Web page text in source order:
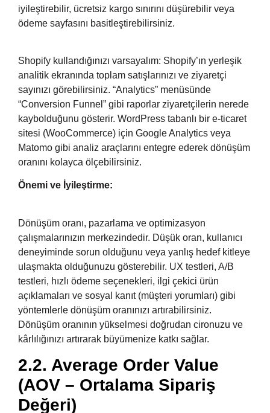
iyileştirebilir, ücretsiz kargo sınırını düşürebilir veya
ödeme sayfasını basitleştirebilirsiniz.
Shopify kullandığınızı varsayalım: Shopify’ın yerleşik
analitik ekranında toplam satışlarınızı ve ziyaretçi
sayınızı görebilirsiniz. “Analytics” menüsünde
“Conversion Funnel” gibi raporlar ziyaretçilerin nerede
kaybolduğunu gösterir. WordPress tabanlı bir e-ticaret
sitesi (WooCommerce) için Google Analytics veya
Matomo gibi analiz araçlarını entegre ederek dönüşüm
oranını kolayca ölçebilirsiniz.
Önemi ve İyileştirme:
Dönüşüm oranı, pazarlama ve optimizasyon
çalışmalarınızın merkezindedir. Düşük oran, kullanıcı
deneyiminde sorun olduğunu veya yanlış hedef kitleye
ulaşmakta olduğunuzu gösterebilir. UX testleri, A/B
testleri, hızlı ödeme seçenekleri, ilgi çekici ürün
açıklamaları ve sosyal kanıt (müşteri yorumları) gibi
yöntemlerle dönüşüm oranınızı artırabilirsiniz.
Dönüşüm oranının yükselmesi doğrudan cironuzu ve
kârlılığınızı artırarak büyümenize katkı sağlar.
2.2. Average Order Value
(AOV – Ortalama Sipariş
Değeri)